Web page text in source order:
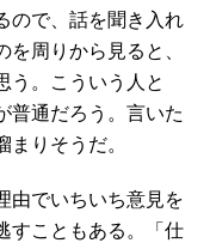
ので、話を聞き入れ
周りから見ると、
う。こういう人と
普通だろう。言いた
りそうだ。
由でいちいち意見を
すこともある。「仕